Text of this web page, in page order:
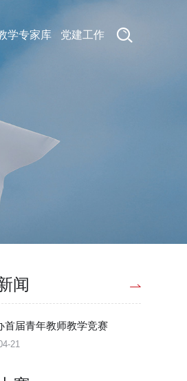
学专家库 党建工作
闻
首届青年教师教学竞赛
21